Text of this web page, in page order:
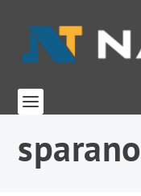
sparano